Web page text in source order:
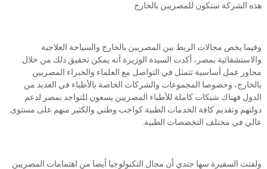
هذه الشركة ستكون للمصريين بالخارج.
وفيما يخص مجالات الربط بين المصريين بالخارج والسياحة العلاجية
والاستشفائية بمصر، أكدت السيدة الوزيرة أنه يمكن تحقيق ذلك من خلال
محاور عمل أساسية تتمثل في التواصل مع العلماء والخبراء المصريين
بالخارج، وخصوصا المجموعات والشركات الخاصة بالأطباء في العديد من
الدول فهناك شبكات كاملة للأطباء المصريين يسعون للتواجد بمصر لدعم
دولتهم وتقديم كافة الخدمات الطبية كواجب وطني والكثير منهم على مستوى
عالي في مختلف التخصصات الطبية.
ولفتت السفيرة سها جندي أن مجال التكنولوجيا أيضا من اهتمامات المصريين